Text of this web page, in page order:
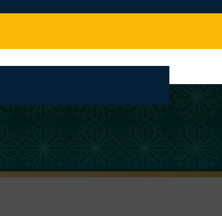
بانک محتوای مراکز تبلیغ مجازی حوزه های علمیه